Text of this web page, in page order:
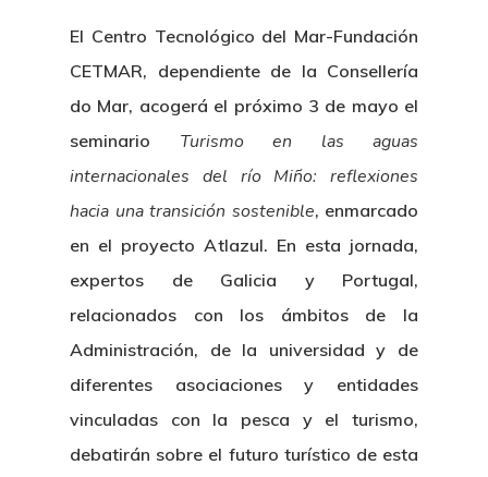
El Centro Tecnológico del Mar-Fundación
CETMAR, dependiente de la Consellería
do Mar, acogerá el próximo 3 de mayo el
seminario Turismo en las aguas
internacionales del río Miño: reflexiones
hacia una transición sostenible, enmarcado
en el proyecto Atlazul. En esta jornada,
expertos de Galicia y Portugal,
relacionados con los ámbitos de la
Administración, de la universidad y de
diferentes asociaciones y entidades
vinculadas con la pesca y el turismo,
debatirán sobre el futuro turístico de esta